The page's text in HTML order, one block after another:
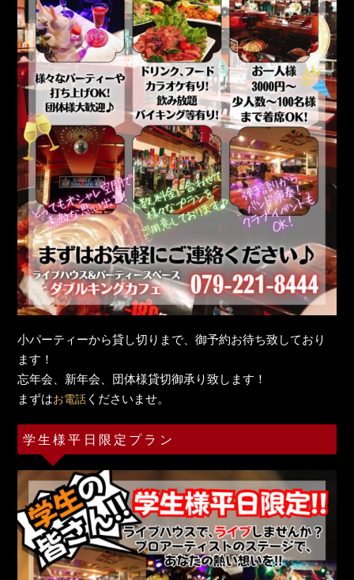
小パーティーから貸し切りまで、御予約お待ち致しており
ます！
忘年会、新年会、団体様貸切御承り致します！
まずはお電話 くださいませ。
学生様平日限定プラン